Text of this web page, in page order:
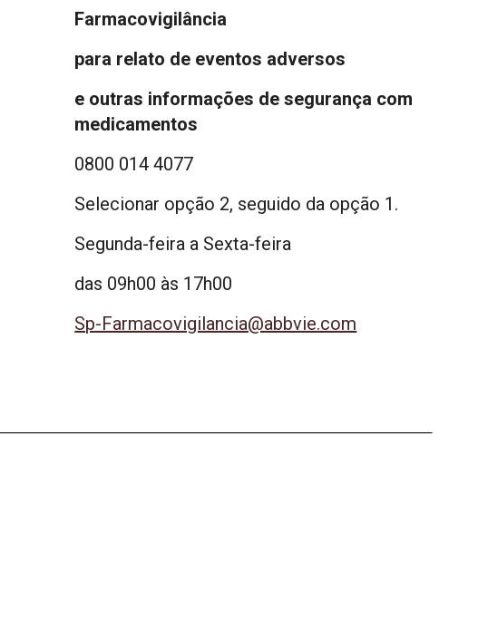
Farmacovigilância
para relato de eventos adversos
e outras informações de segurança com
medicamentos
0800 014 4077
Selecionar opção 2, seguido da opção 1.
Segunda-feira a Sexta-feira
das 09h00 às 17h00
Sp-Farmacovigilancia@abbvie.com